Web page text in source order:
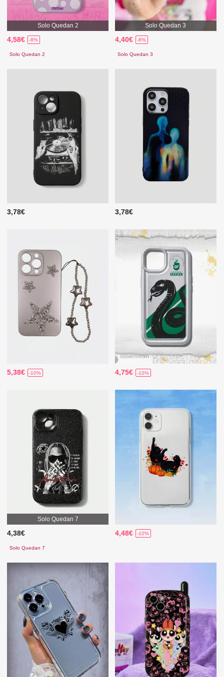
Solo Quedan 2
4,58€ -8%
Solo Quedan 2
Solo Quedan 3
4,40€ -8%
Solo Quedan 3
3,78€ 3,78€
5,38€ -10% 4,75€ -10%
Solo Quedan 7
4,38€
Solo Quedan 7
4,48€ -10%